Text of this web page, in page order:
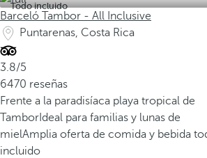
Todo incluido
Barceló Tambor - All Inclusive
Puntarenas, Costa Rica
3.8/5
6470 reseñas
Frente a la paradisíaca playa tropical de
Tambor Ideal para familias y lunas de
mielAmplia oferta de comida y bebida
incluido